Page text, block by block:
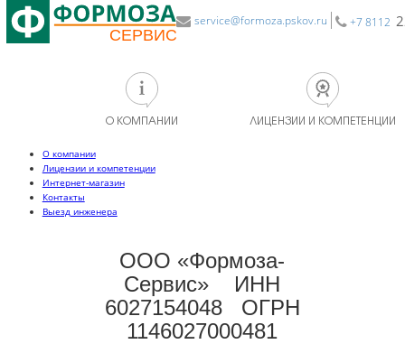
service@formoza.pskov.ru +7 8112
О КОМПАНИИ ЛИЦЕНЗИИ И КОМПЕТЕНЦИИ
О компании
Лицензии и компетенции
Интернет-магазин
Контакты
Выезд инженера
ООО «Формоза-
Сервис» ИНН
6027154048 ОГРН
1146027000481